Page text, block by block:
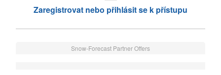
Zaregistrovat nebo přihlásit se k přístupu
Snow-Forecast Partner Offers